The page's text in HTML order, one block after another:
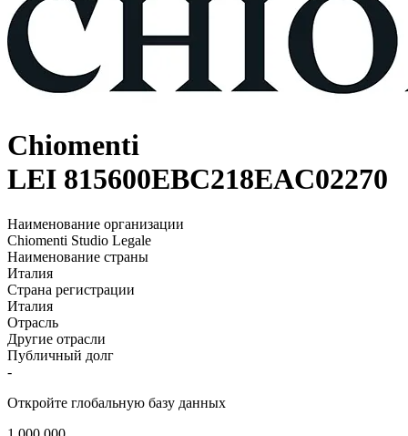
Chiomenti
LEI 815600EBC218EAC02270
Наименование организации
Chiomenti Studio Legale
Наименование страны
Италия
Страна регистрации
Италия
Отрасль
Другие отрасли
Публичный долг
-
Откройте глобальную базу данных